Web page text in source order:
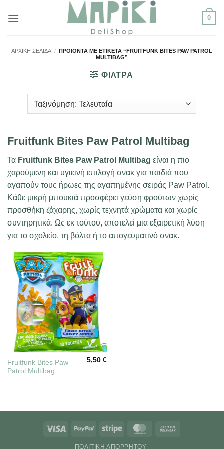
στο
0
ΑΡΧΙΚΉ ΣΕΛΊΔΑ / ΠΡΟΪΌΝΤΑ ΜΕ ΕΤΙΚΈΤΑ “FRUITFUNK BITES PAW PATROL
MULTIBAG”
ΦΙΛΤΡΑ
Fruitfunk Bites Paw Patrol Multibag
Τα Fruitfunk Bites Paw Patrol Multibag είναι η πιο
χαρούμενη και υγιεινή επιλογή σνακ για παιδιά που
αγαπούν τους ήρωες της αγαπημένης σειράς Paw Patrol.
Κάθε μικρή μπουκιά προσφέρει γεύση φρούτων χωρίς
προσθήκη ζάχαρης, χωρίς τεχνητά χρώματα και χωρίς
συντηρητικά. Ως εκ τούτου, αποτελεί μια εξαιρετική λύση
για το σχολείο, τη βόλτα ή το απογευματινό σνακ.
Fruitfunk Bites Paw
Patrol Multibag
5,50€
Visa PayPal Stripe MasterCard
ΠΟΛΙΤΙΚΉ ΑΠΟΡΡΉΤΟΥ